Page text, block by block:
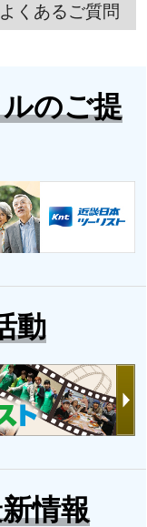
よくあるご質問
のご提
動
情報